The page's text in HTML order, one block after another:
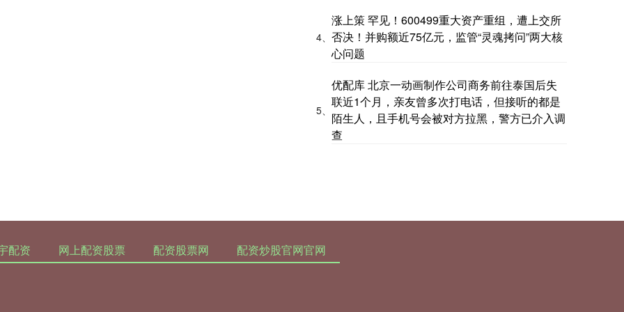
4、
涨上策 罕见！600499重大资产重组，遭上交所
否决！并购额近75亿元，监管“灵魂拷问”两大核
心问题
5、
优配库 北京一动画制作公司商务前往泰国后失
联近1个月，亲友曾多次打电话，但接听的都是
陌生人，且手机号会被对方拉黑，警方已介入调
查
配资 网上配资股票 配资股票网 配资炒股官网官网